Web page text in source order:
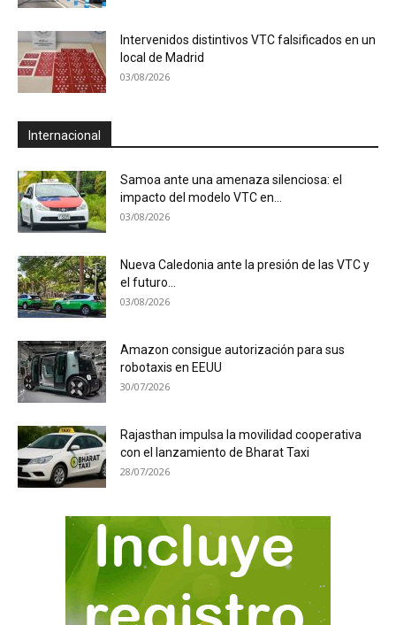
Intervenidos distintivos VTC falsificados en un
local de Madrid
03/08/2026
Internacional
Samoa ante una amenaza silenciosa: el
impacto del modelo VTC en...
03/08/2026
Nueva Caledonia ante la presión de las VTC y
el futuro...
03/08/2026
Amazon consigue autorización para sus
robotaxis en EEUU
30/07/2026
Rajasthan impulsa la movilidad cooperativa
con el lanzamiento de Bharat Taxi
28/07/2026